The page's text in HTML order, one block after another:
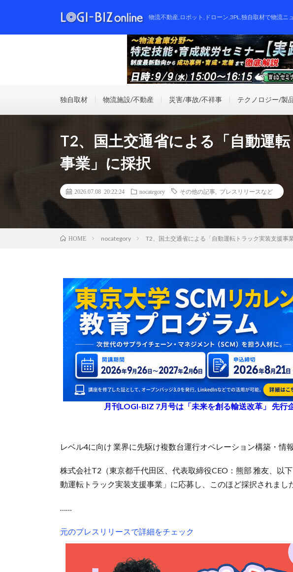
物流不動産,ロボット,ドローン,3PL,独自取材で物流ニ
独自取材 物流施設/不動産 災害/事故/不祥事 テクノロジー/製
T2、国土交通省による「自動運
事業」に採択
2026.07.08 20:22:24 nocategory その他の記事 プレスリリースなど
HOME nocategory T2、国土交通省による「自動運転トラック実装支援事
月刊LOGI-BIZ 7月号は「未来を創る輸送改革」 先行
レベル4に向け 業界に先駆け複数台運行オペレーション構築・情
株式会社T2（東京都千代田区、代表取締役CEO：熊部 雅友、以
動運転トラック実装支援事業」に応募し、このほど採択されました
……
元のプレスリリースで詳細をチェック